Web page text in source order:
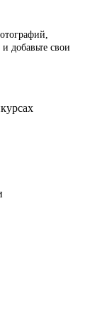
и добавьте свои